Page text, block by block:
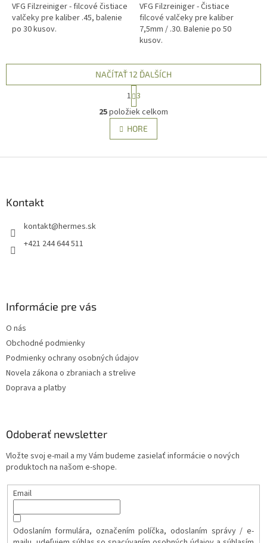
VFG Filzreiniger - filcové čistiace
valčeky pre kaliber .45, balenie
po 30 kusov.
VFG Filzreiniger - Čistiace
filcové valčeky pre kaliber
7,5mm / .30. Balenie po 50
kusov.
O
v
l
á
NAČÍTAŤ 12 ĎALŠÍCH
t
r
á
n
k
v
1 3
25položiek celkom
HORE
Kontakt
kontakt@hermes.sk
+421 244 644 511
Informácie pre vás
O nás
Obchodné podmienky
Podmienky ochrany osobných údajov
Novela zákona o zbraniach a strelive
Doprava a platby
Odoberať newsletter
Vložte svoj e-mail a my Vám budeme zasielať informácie o nových
produktoch na našom e-shope.
Email
Odoslaním formulára, označením políčka, odoslaním správy / e-